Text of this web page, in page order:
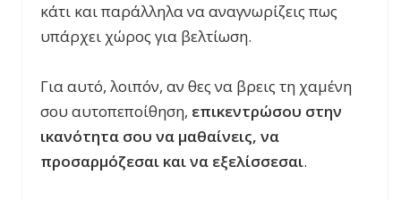
κάτι και παράλληλα να αναγνωρίζεις πως
υπάρχει χώρος για βελτίωση.
Για αυτό, λοιπόν, αν θες να βρεις τη χαμένη
σου αυτοπεποίθηση, επικεντρώσου στην
ικανότητα σου να μαθαίνεις, να
προσαρμόζεσαι και να εξελίσσεσαι.